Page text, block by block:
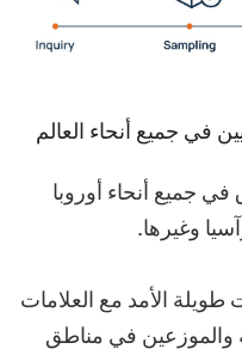
في جميع أنحاء العالم
في جميع أنحاء أوروبا
وغيرها.
طويلة الأمد مع العلامات
والموزعين في مناطق